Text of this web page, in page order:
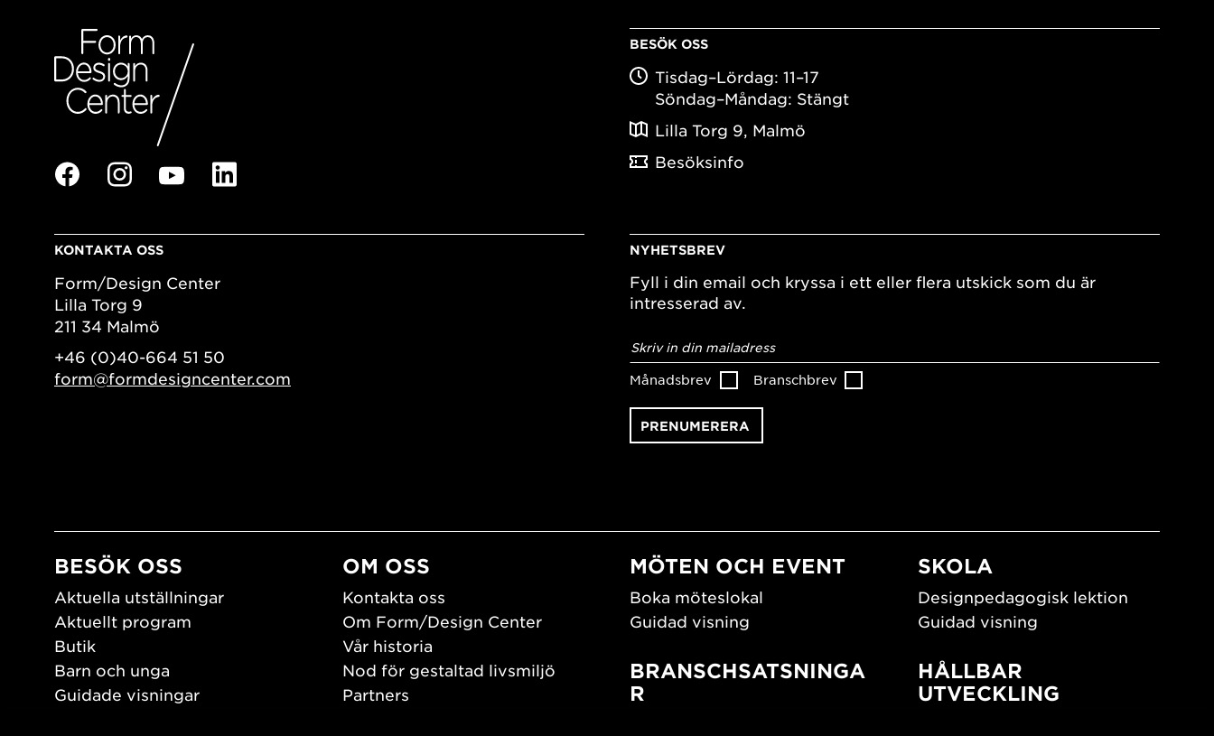
BESÖK OSS
Tisdag–Lördag: 11–17
Söndag–Måndag: Stängt
Lilla Torg 9, Malmö
Besöksinfo
KONTAKTA OSS
Form/Design Center
Lilla Torg 9
211 34 Malmö
+46 (0)40-664 51 50
form@formdesigncenter.com
NYHETSBREV
Fyll i din email och kryssa i ett eller flera utskick som du är
intresserad av.
postadress*
Månadsbrev Branschbrev
BESÖK OSS
Aktuella utställningar
Aktuellt program
Butik
Barn och unga
Guidade visningar
OM OSS
Kontakta oss
Om Form/Design Center
Vår historia
Nod för gestaltad livsmiljö
Partners
MÖTEN OCH EVENT
Boka möteslokal
Guidad visning
BRANSCHSATSNINGA
R
SKOLA
Designpedagogisk lektion
Guidad visning
HÅLLBAR
UTVECKLING